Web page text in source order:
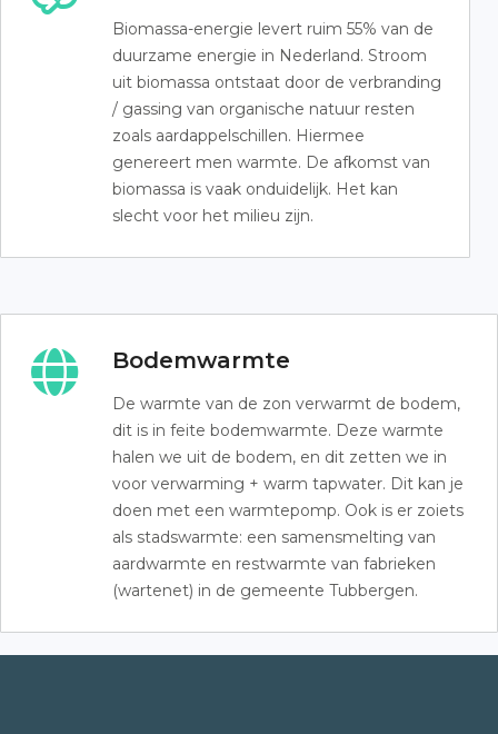
Biomassa-energie levert ruim 55% van de
duurzame energie in Nederland. Stroom
uit biomassa ontstaat door de verbranding
/ gassing van organische natuur resten
zoals aardappelschillen. Hiermee
genereert men warmte. De afkomst van
biomassa is vaak onduidelijk. Het kan
slecht voor het milieu zijn.
Bodemwarmte
De warmte van de zon verwarmt de bodem,
dit is in feite bodemwarmte. Deze warmte
halen we uit de bodem, en dit zetten we in
voor verwarming + warm tapwater. Dit kan je
doen met een warmtepomp. Ook is er zoiets
als stadswarmte: een samensmelting van
aardwarmte en restwarmte van fabrieken
(wartenet) in de gemeente Tubbergen.